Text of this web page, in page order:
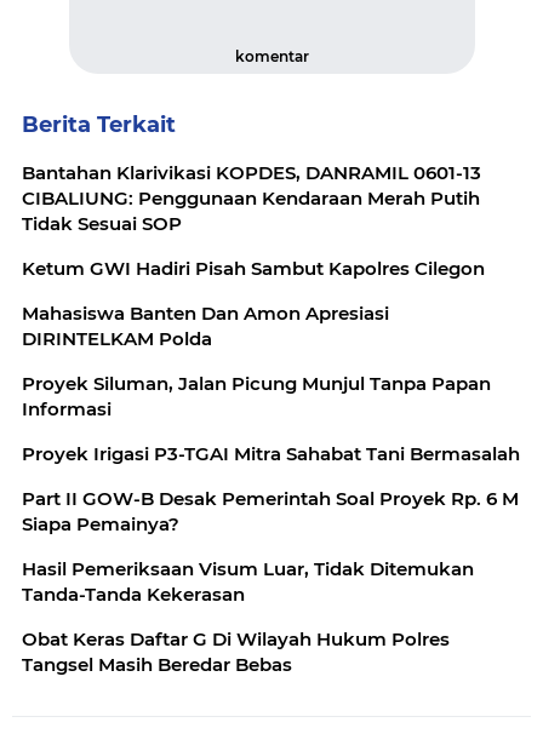
komentar
Berita Terkait
Bantahan Klarivikasi KOPDES, DANRAMIL 0601-13
CIBALIUNG: Penggunaan Kendaraan Merah Putih
Tidak Sesuai SOP
Ketum GWI Hadiri Pisah Sambut Kapolres Cilegon
Mahasiswa Banten Dan Amon Apresiasi
DIRINTELKAM Polda
Proyek Siluman, Jalan Picung Munjul Tanpa Papan
Informasi
Proyek Irigasi P3-TGAI Mitra Sahabat Tani Bermasalah
Part II GOW-B Desak Pemerintah Soal Proyek Rp. 6 M
Siapa Pemainya?
Hasil Pemeriksaan Visum Luar, Tidak Ditemukan
Tanda-Tanda Kekerasan
Obat Keras Daftar G Di Wilayah Hukum Polres
Tangsel Masih Beredar Bebas